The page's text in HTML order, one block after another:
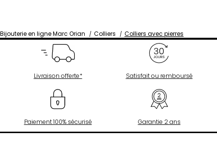
Bijouterie en ligne Marc Orian Colliers Colliers avec pierres
Livraison offerte* Satisfait ou remboursé
Paiement 100% sécurisé Garantie 2 ans